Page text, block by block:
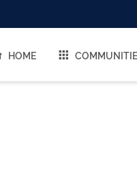
HOME